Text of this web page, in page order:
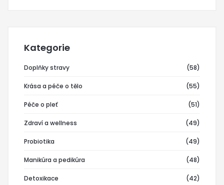
Kategorie
Doplňky stravy (58)
Krása a péče o tělo (55)
Péče o pleť (51)
Zdraví a wellness (49)
Probiotika (49)
Manikúra a pedikúra (48)
Detoxikace (42)